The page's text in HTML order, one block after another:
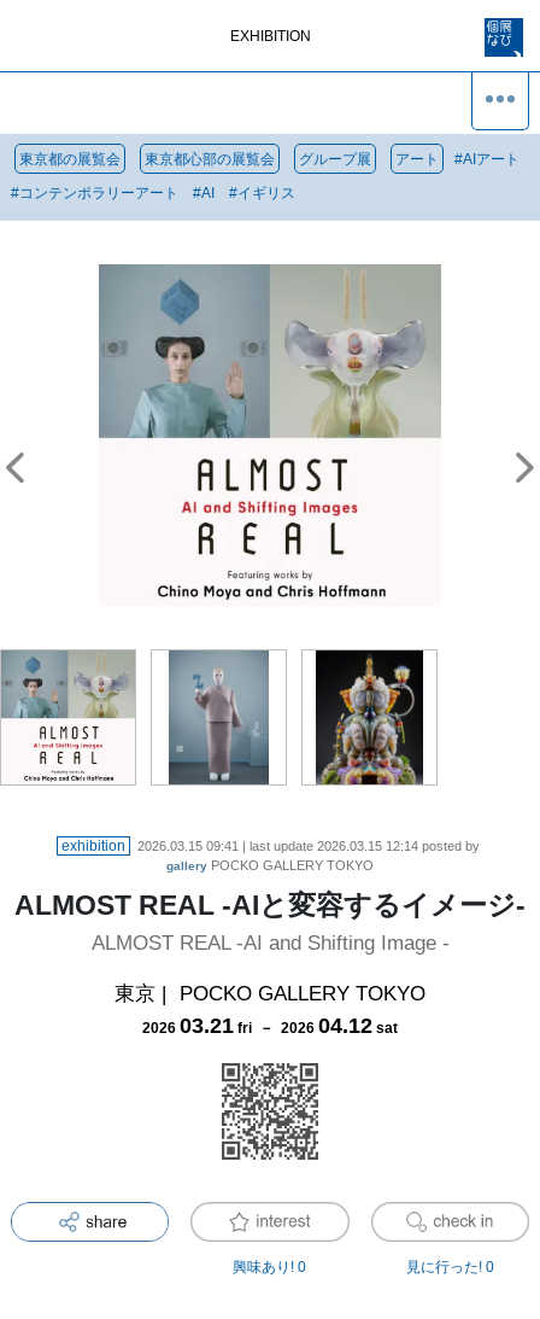
EXHIBITION
東京都の展覧会 東京都心部の展覧会 グループ展 アート #AIアート
#コンテンポラリーアート #AI #イギリス
exhibition 2026.03.15 09:41 | last update 2026.03.15 12:14 posted by
gallery POCKO GALLERY TOKYO
ALMOST REAL -AIと変容するイメージ-
ALMOST REAL -AI and Shifting Image -
東京 | POCKO GALLERY TOKYO
2026 03.21 fri － 2026 04.12 sat
興味あり! 0 見に行った! 0